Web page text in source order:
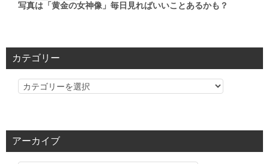
写真は「黄金の女神像」毎日見ればいいことあるかも？
カテゴリー
カ
リ
アーカイブ